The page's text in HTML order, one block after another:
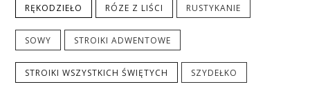
RĘKODZIEŁO RÓZE Z LIŚCI RUSTYKANIE
SOWY STROIKI ADWENTOWE
STROIKI WSZYSTKICH ŚWIĘTYCH SZYDEŁKO